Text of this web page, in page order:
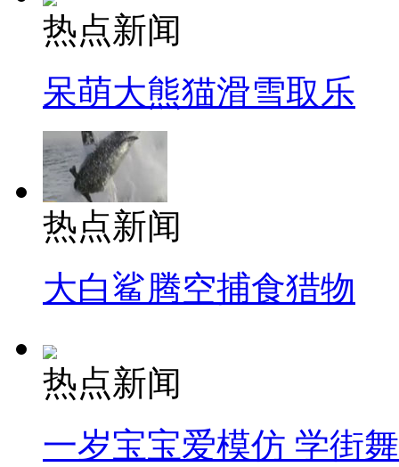
热点新闻
呆萌大熊猫滑雪取乐
热点新闻
大白鲨腾空捕食猎物
热点新闻
一岁宝宝爱模仿 学街